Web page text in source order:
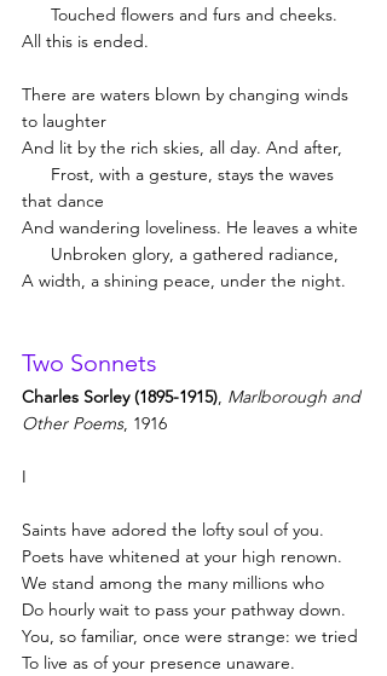
Touched flowers and furs and cheeks.
All this is ended.
There are waters blown by changing winds
to laughter
And lit by the rich skies, all day. And after,
Frost, with a gesture, stays the waves
that dance
And wandering loveliness. He leaves a white
Unbroken glory, a gathered radiance,
A width, a shining peace, under the night.
Two Sonnets
Charles Sorley (1895-1915), Marlborough and
Other Poems, 1916
I
Saints have adored the lofty soul of you.
Poets have whitened at your high renown.
We stand among the many millions who
Do hourly wait to pass your pathway down.
You, so familiar, once were strange: we tried
To live as of your presence unaware.